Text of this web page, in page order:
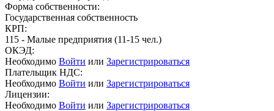
Форма собственности:
Государственная собственность
КРП:
115 - Малые предприятия (11-15 чел.)
ОКЭД:
Необходимо Войти или Зарегистрироваться
Плательщик НДС:
Необходимо Войти или Зарегистрироваться
Лицензии:
Необходимо Войти или Зарегистрироваться